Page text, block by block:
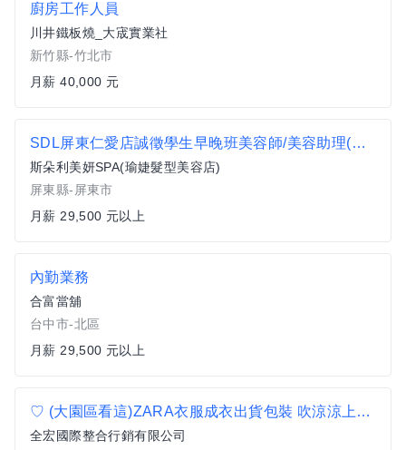
廚房工作人員
川井鐵板燒_大宬實業社
新竹縣-竹北市
月薪 40,000 元
SDL屏東仁愛店誠徵學生早晚班美容師/美容助理(無經驗可)
斯朵利美妍SPA(瑜婕髮型美容店)
屏東縣-屏東市
月薪 29,500 元以上
內勤業務
合富當舖
台中市-北區
月薪 29,500 元以上
♡ (大園區看這)ZARA衣服成衣出貨包裝 吹涼涼上班 8h工作好爽
全宏國際整合行銷有限公司